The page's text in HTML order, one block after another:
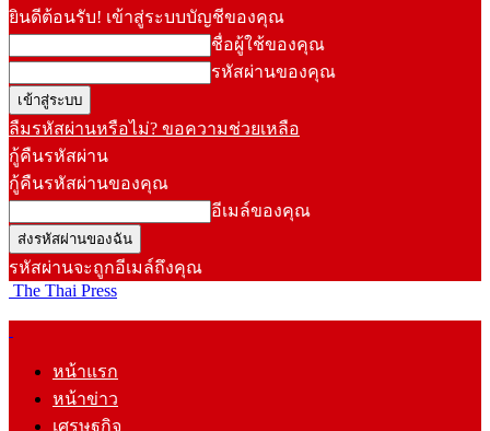
ยินดีต้อนรับ! เข้าสู่ระบบบัญชีของคุณ
ชื่อผู้ใช้ของคุณ
รหัสผ่านของคุณ
ลืมรหัสผ่านหรือไม่? ขอความช่วยเหลือ
กู้คืนรหัสผ่าน
กู้คืนรหัสผ่านของคุณ
อีเมล์ของคุณ
รหัสผ่านจะถูกอีเมล์ถึงคุณ
The Thai Press
หน้าแรก
หน้าข่าว
เศรษฐกิจ